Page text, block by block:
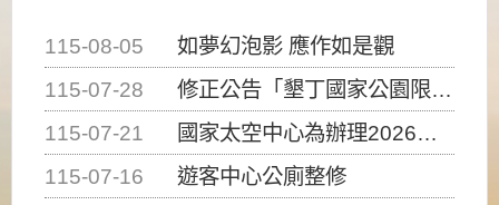
115-08-05
如夢幻泡影 應作如是觀
115-07-28
修正公告「墾丁國家公園限制水域遊憩活動之種類、範圍、時間及行為」，自即日生效。
115-07-21
國家太空中心為辦理2026台灣盃火箭競賽，陸、海、空域警戒及協調相關事宜，因颱風備案事宜
115-07-16
遊客中心公廁整修